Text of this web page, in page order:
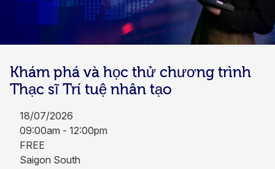
Khám phá và học thử chương trình
Thạc sĩ Trí tuệ nhân tạo
18/07/2026
09:00am - 12:00pm
FREE
Saigon South